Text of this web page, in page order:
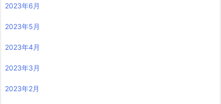
2023年6月
2023年5月
2023年4月
2023年3月
2023年2月